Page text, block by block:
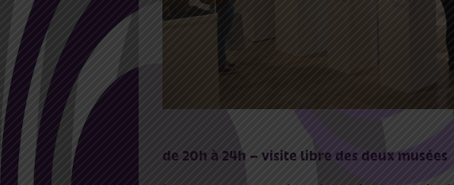
de 20h à 24h – visite libre des deux musées